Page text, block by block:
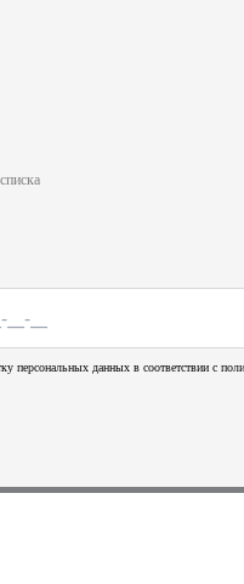
персональных данных в соответствии с